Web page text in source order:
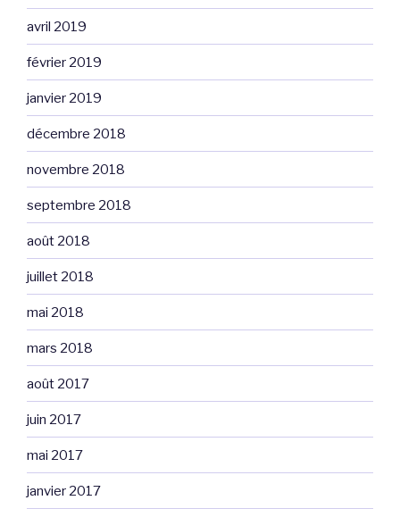
avril 2019
février 2019
janvier 2019
décembre 2018
novembre 2018
septembre 2018
août 2018
juillet 2018
mai 2018
mars 2018
août 2017
juin 2017
mai 2017
janvier 2017